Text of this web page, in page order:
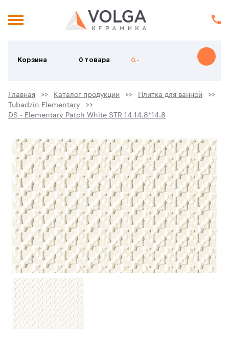
Корзина 0 товара 0.-
Главная Каталог продукции
Плитка для ванной
Tubadzin Elementary
DS - Elementary Patch White STR 14 14.8*14.8